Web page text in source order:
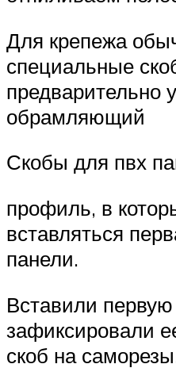
Для крепежа
специальные
предварительно
обрамляющий
Скобы для пвх
профиль, в
вставляться
панели.
Вставили первую
зафиксировали
скоб на